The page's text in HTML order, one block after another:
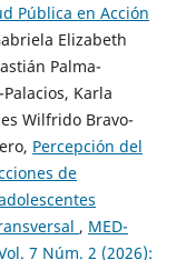
Pública en Acción
Elizabeth
Palma-
Karla
Wilfrido Bravo-
Percepción del
de
, MED-
7 Núm. 2 (2026):